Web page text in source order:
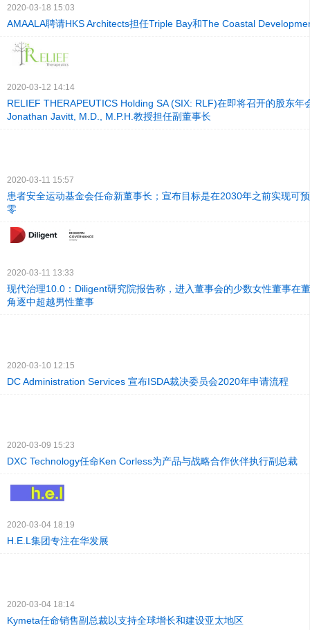
2020-03-18 15:03
AMAALA聘请HKS Architects担任Triple Bay和The Coastal
2020-03-12 14:14
RELIEF THERAPEUTICS Holding SA (SIX: RLF)在即将召开的股东年
Jonathan Javitt, M.D., M.P.H.教授担任副董事长
2020-03-11 15:57
患者安全运动基金会任命新董事长；宣布目标是在2030年之前实现可
零
2020-03-11 13:33
现代治理10.0：Diligent研究院报告称，进入董事会的少数女性董事在
角逐中超越男性董事
2020-03-10 12:15
DC Administration Services 宣布ISDA裁决委员会2020年申请流程
2020-03-09 15:23
DXC Technology任命Ken Corless为产品与战略合作伙伴执行副总裁
2020-03-04 18:19
H.E.L集团专注在华发展
2020-03-04 18:14
Kymeta任命销售副总裁以支持全球增长和建设亚太地区